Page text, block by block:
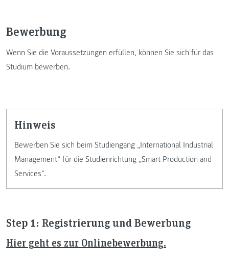
Bewerbung
Wenn Sie die Voraussetzungen erfüllen, können Sie sich für das
Studium bewerben.
Hinweis
Bewerben Sie sich beim Studiengang „International Industrial
Management“ für die Studienrichtung „Smart Production and
Services“.
Step 1: Registrierung und Bewerbung
Hier geht es zur Onlinebewerbung.